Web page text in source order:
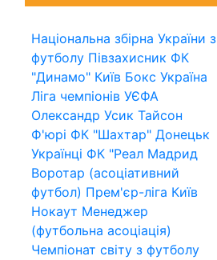
Національна збірна України з
футболу Півзахисник ФК
"Динамо" Київ Бокс Україна
Ліга чемпіонів УЄФА
Олександр Усик Тайсон
Ф'юрі ФК "Шахтар" Донецьк
Українці ФК "Реал Мадрид
Воротар (асоціативний
футбол) Прем'єр-ліга Київ
Нокаут Менеджер
(футбольна асоціація)
Чемпіонат світу з футболу